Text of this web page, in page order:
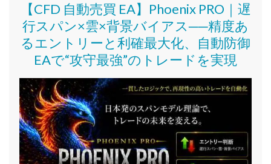
【CFD 自動売買 EA】Phoenix PRO｜遅
行スパン×雲×背景バイアス──精度あ
るエントリーと利確最大化、自動防御
EAで“攻守最強”のトレードを実現